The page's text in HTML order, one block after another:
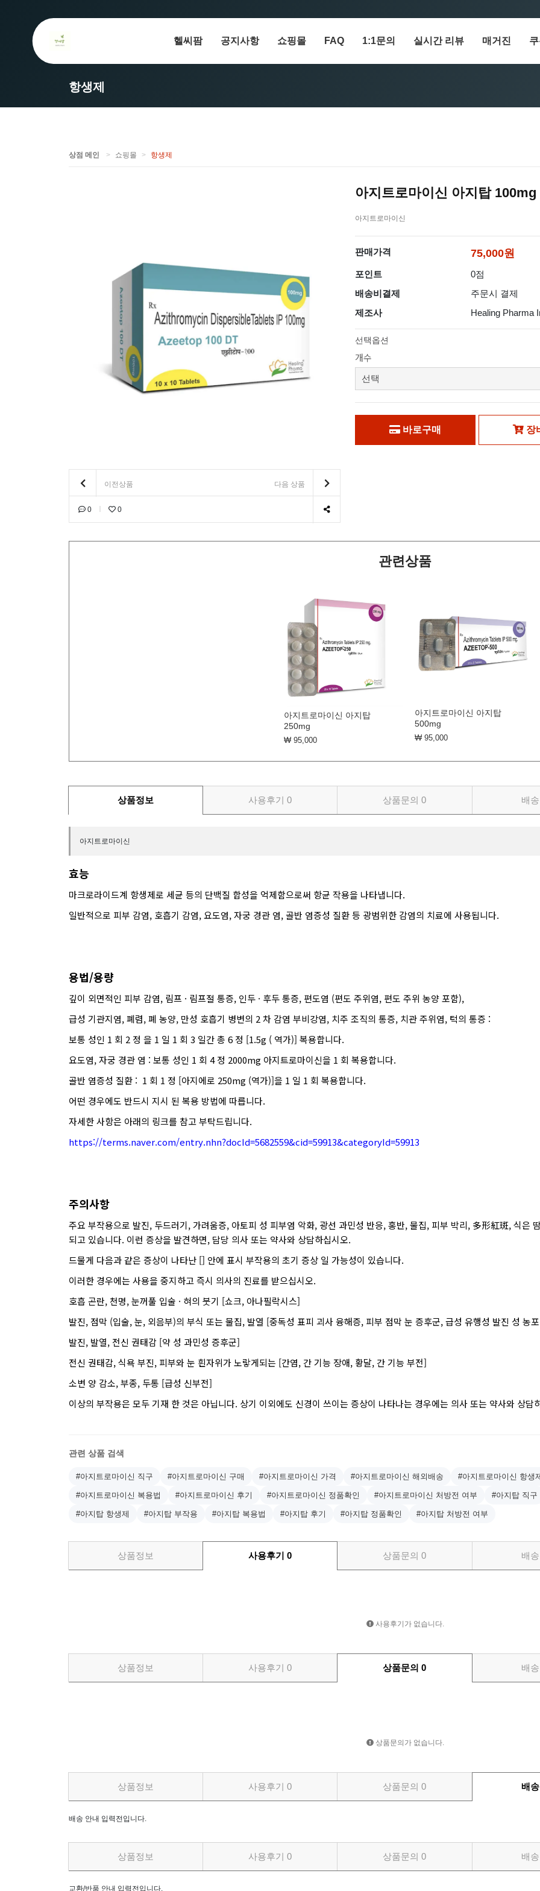
헬씨팜 공지사항 쇼핑몰 FAQ 1:1문의 실시간 리뷰 매거진
항생제
상점 메인 쇼핑몰 항생제
이전상품 다음 상품
0 0
아지트로마이신 아지탑 100mg
아지트로마이신
판매가격 75,000원
포인트
0점
배송비결제
주문시 결제
제조사
Healing Pharma
선택옵션
개수
바로구매 장
관련상품
아지트로마이신 아지탑
250mg
₩ 95,000
아지트로마이신 아지탑
500mg
₩ 95,000
상품정보 사용후기0 상품문의0 배
아지트로마이신
효능
마크로라이드계 항생제로 세균 등의 단백질 합성을 억제함으로써 항균 작용을 나타냅니다.
일반적으로 피부 감염, 호흡기 감염, 요도염, 자궁 경관 염, 골반 염증성 질환 등 광범위한 감염의 치료에 사용됩니다.
용법/용량
깊이 외면적인 피부 감염, 림프 · 림프절 통증, 인두 · 후두 통증, 편도염 (편도 주위염, 편도 주위 농양 포함),
급성 기관지염, 폐렴, 폐 농양, 만성 호흡기 병변의 2 차 감염 부비강염, 치주 조직의 통증, 치관 주위염, 턱의 통증 :
보통 성인 1 회 2 정 을 1 일 1 회 3 일간 총 6 정 [1.5g ( 역가)] 복용합니다.
요도염, 자궁 경관 염 : 보통 성인 1 회 4 정 2000mg 아지트로마이신을 1 회 복용합니다.
골반 염증성 질환 : 1 회 1 정 [아지에로 250mg (역가)]을 1 일 1 회 복용합니다.
어떤 경우에도 반드시 지시 된 복용 방법에 따릅니다.
자세한 사항은 아래의 링크를 참고 부탁드립니다.
https://terms.naver.com/entry.nhn?docId=5682559&cid=59913&categoryId=59913
주의사항
주요 부작용으로 발진, 두드러기, 가려움증, 아토피 성 피부염 악화, 광선 과민성 반응, 홍반, 물집, 피부 박리, 多形紅斑, 식은
되고 있습니다. 이런 증상을 발견하면, 담당 의사 또는 약사와 상담하십시오.
드물게 다음과 같은 증상이 나타난 [] 안에 표시 부작용의 초기 증상 일 가능성이 있습니다.
이러한 경우에는 사용을 중지하고 즉시 의사의 진료를 받으십시오.
호흡 곤란, 천명, 눈꺼풀 입술 · 혀의 붓기 [쇼크, 아나필락시스]
발진, 점막 (입술, 눈, 외음부)의 부식 또는 물집, 발열 [중독성 표피 괴사 융해증, 피부 점막 눈 증후군, 급성 유행성 발진 성 농
발진, 발열, 전신 권태감 [약 성 과민성 증후군]
전신 권태감, 식욕 부진, 피부와 눈 흰자위가 노랗게되는 [간염, 간 기능 장애, 황달, 간 기능 부전]
소변 양 감소, 부종, 두통 [급성 신부전]
이상의 부작용은 모두 기재 한 것은 아닙니다. 상기 이외에도 신경이 쓰이는 증상이 나타나는 경우에는 의사 또는 약사와 상담
관련 상품 검색
#아지트로마이신 직구 #아지트로마이신 구매 #아지트로마이신 가격 #아지트로마이신 해외배송 #아지트로마이신 항생
#아지트로마이신 복용법 #아지트로마이신 후기 #아지트로마이신 정품확인 #아지트로마이신 처방전 여부 #아지탑 직구
#아지탑 항생제 #아지탑 부작용 #아지탑 복용법 #아지탑 후기 #아지탑 정품확인 #아지탑 처방전 여부
상품정보 사용후기0 상품문의0 배
사용후기가 없습니다.
상품정보 사용후기0 상품문의0 배
상품문의가 없습니다.
상품정보 사용후기0 상품문의0 배
배송 안내 입력전입니다.
상품정보 사용후기0 상품문의0 배
교환/반품 안내 입력전입니다.